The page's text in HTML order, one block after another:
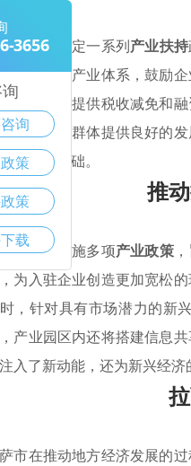
市通过制定一系列产业扶持
心的现代产业体系，鼓励
术项目，提供税收减免和
为产业园群体提供良好的
了坚实基础。
推
市积极实施多项产业政策
为入驻企业创造更加宽松
，针对具有市场潜力的新
产业园区内还将搭建信息
入了新动能，还为新兴经济
市在推动地方经济发展的
3656
询
策
策
载